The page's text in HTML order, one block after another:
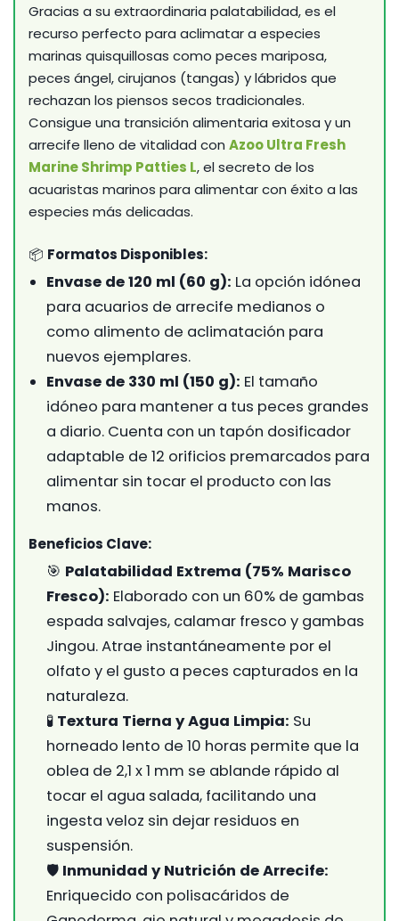
Gracias a su extraordinaria palatabilidad, es el
recurso perfecto para aclimatar a especies
marinas quisquillosas como peces mariposa,
peces ángel, cirujanos (tangas) y lábridos que
rechazan los piensos secos tradicionales.
Consigue una transición alimentaria exitosa y un
arrecife lleno de vitalidad con Azoo Ultra Fresh
Marine Shrimp Patties L, el secreto de los
acuaristas marinos para alimentar con éxito a las
especies más delicadas.
📦 Formatos Disponibles:
Envase de 120 ml (60 g): La opción idónea
para acuarios de arrecife medianos o
como alimento de aclimatación para
nuevos ejemplares.
Envase de 330 ml (150 g): El tamaño
idóneo para mantener a tus peces grandes
a diario. Cuenta con un tapón dosificador
adaptable de 12 orificios premarcados para
alimentar sin tocar el producto con las
manos.
Beneficios Clave:
🎯 Palatabilidad Extrema (75% Marisco
Fresco): Elaborado con un 60% de gambas
espada salvajes, calamar fresco y gambas
Jingou. Atrae instantáneamente por el
olfato y el gusto a peces capturados en la
naturaleza.
🧪 Textura Tierna y Agua Limpia: Su
horneado lento de 10 horas permite que la
oblea de 2,1 x 1 mm se ablande rápido al
tocar el agua salada, facilitando una
ingesta veloz sin dejar residuos en
suspensión.
🛡️ Inmunidad y Nutrición de Arrecife:
Enriquecido con polisacáridos de